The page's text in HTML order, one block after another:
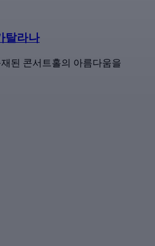
탈라나
된 콘서트홀의 아름다움을